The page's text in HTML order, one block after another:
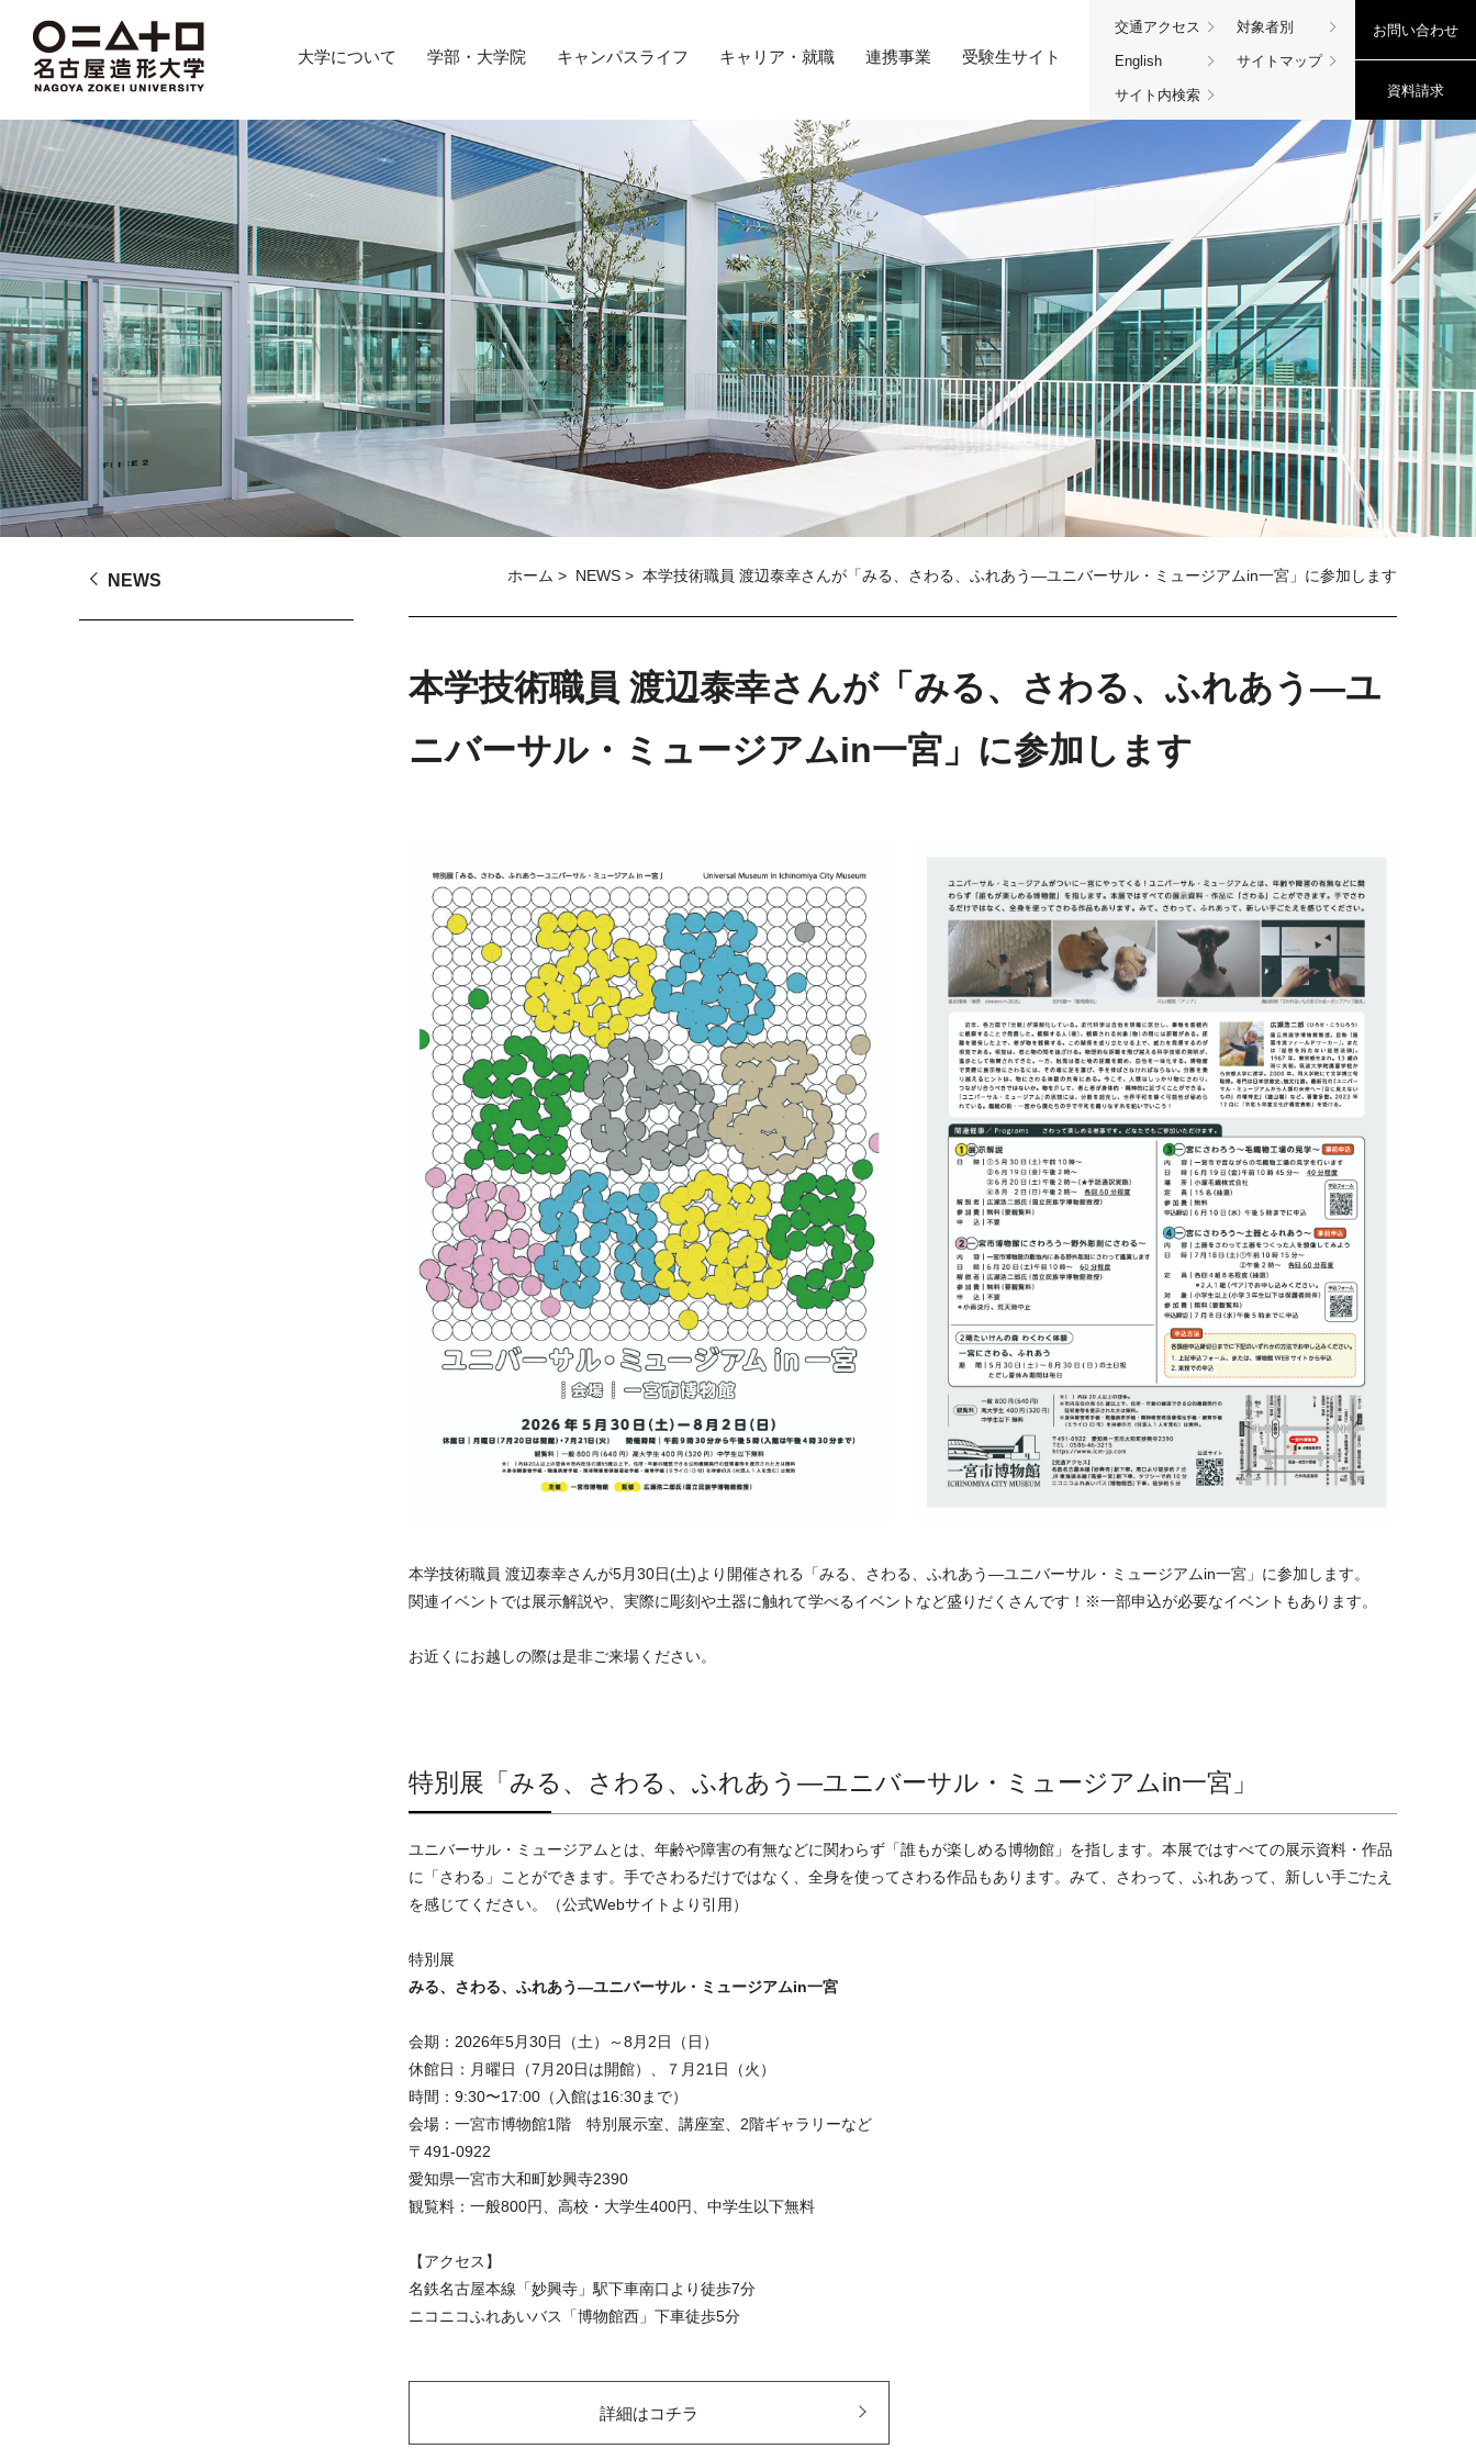
ル
ゲ
ー
シ
ョ
ン
へ
ナ
ー
シ
ョ
ン
へ
へ
交通アクセス 対象者別
English サイトマップ
サイト内検索
お問い合わせ
資料請求
大学について 学部・大学院 キャンパスライフ キャリア・就職 連携事業 受験生サイト
ホーム > NEWS > 本学技術職員 渡辺泰幸さんが「みる、さわる、ふれあう―ユニバーサル・ミュージアムin一宮」に参加します
本学技術職員 渡辺泰幸さんが「みる、さわる、ふれあう―ユ
ニバーサル・ミュージアムin一宮」に参加します
本学技術職員 渡辺泰幸さんが5月30日(土)より開催される「みる、さわる、ふれあう―ユニバーサル・ミュージアムin一宮」に参加します。
関連イベントでは展示解説や、実際に彫刻や土器に触れて学べるイベントなど盛りだくさんです！※一部申込が必要なイベントもあります。
お近くにお越しの際は是非ご来場ください。
特別展「みる、さわる、ふれあう―ユニバーサル・ミュージアムin一宮」
ユニバーサル・ミュージアムとは、年齢や障害の有無などに関わらず「誰もが楽しめる博物館」を指します。本展ではすべての展示資料・作品
に「さわる」ことができます。手でさわるだけではなく、全身を使ってさわる作品もあります。みて、さわって、ふれあって、新しい手ごたえ
を感じてください。（公式Webサイトより引用）
特別展
みる、さわる、ふれあう―ユニバーサル・ミュージアムin一宮
会期：2026年5⽉30⽇（土）～8⽉2⽇（日）
休館日：月曜日（7月20日は開館）、７月21日（火）
時間：9:30〜17:00（入館は16:30まで）
会場：一宮市博物館1階 特別展示室、講座室、2階ギャラリーなど
〒491-0922
愛知県一宮市大和町妙興寺2390
観覧料：一般800円、高校・大学生400円、中学生以下無料
【アクセス】
名鉄名古屋本線「妙興寺」駅下車南口より徒歩7分
ニコニコふれあいバス「博物館西」下車徒歩5分
詳細はコチラ
NEWS